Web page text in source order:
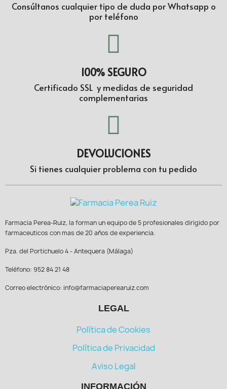
Consúltanos cualquier tipo de duda por Whatsapp o
por teléfono
100% SEGURO
Certificado SSL y medidas de seguridad
complementarias
DEVOLUCIONES
Si tienes cualquier problema con tu pedido
Farmacia Perea-Ruiz, la forman un equipo de 5 profesionales dirigido por
farmaceuticos con mas de 20 años de experiencia.
Pza. del Portichuelo 4 - Antequera (Málaga)
Teléfono: 952 84 21 48
Correo electrónico: info@farmaciaperearuiz.com
LEGAL
Política de Cookies
Política de Privacidad
Aviso Legal
INFORMACIÓN